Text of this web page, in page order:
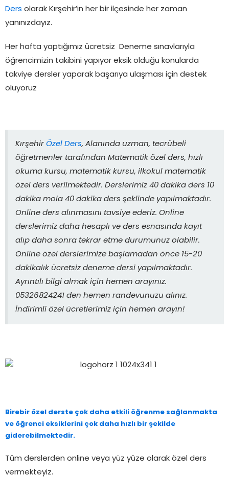
Ders olarak Kırşehir’in her bir ilçesinde her zaman
yanınızdayız.
Her hafta yaptığımız ücretsiz Deneme sınavlarıyla
öğrencimizin takibini yapıyor eksik olduğu konularda
takviye dersler yaparak başarıya ulaşması için destek
oluyoruz
Kırşehir Özel Ders, Alanında uzman, tecrübeli
öğretmenler tarafından Matematik özel ders, hızlı
okuma kursu, matematik kursu, ilkokul matematik
özel ders verilmektedir. Derslerimiz 40 dakika ders 10
dakika mola 40 dakika ders şeklinde yapılmaktadır.
Online ders alınmasını tavsiye ederiz. Online
derslerimiz daha hesaplı ve ders esnasında kayıt
alıp daha sonra tekrar etme durumunuz olabilir.
Online özel derslerimize başlamadan önce 15-20
dakikalık ücretsiz deneme dersi yapılmaktadır.
Ayrıntılı bilgi almak için hemen arayınız.
05326824241 den hemen randevunuzu alınız.
İndirimli özel ücretlerimiz için hemen arayın!
Birebir özel derste çok daha etkili öğrenme sağlanmakta
ve öğrenci eksiklerini çok daha hızlı bir şekilde
giderebilmektedir.
Tüm derslerden online veya yüz yüze olarak özel ders
vermekteyiz.